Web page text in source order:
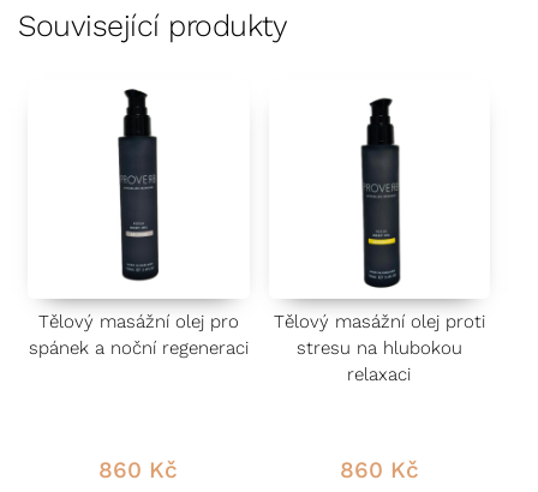
Související produkty
Tělový masážní olej pro
spánek a noční regeneraci
860 Kč
Tělový masážní olej proti
stresu na hlubokou
relaxaci
860 Kč